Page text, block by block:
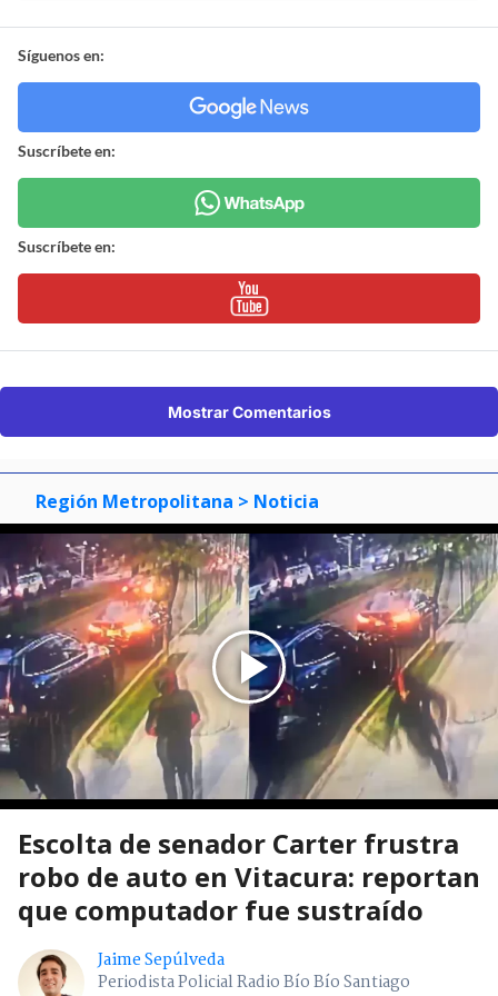
Síguenos en:
Suscríbete en:
Suscríbete en:
Mostrar Comentarios
Región Metropolitana > Noticia
Escolta de senador Carter frustra
robo de auto en Vitacura: reportan
que computador fue sustraído
Jaime Sepúlveda
Periodista Policial Radio Bío Bío Santiago